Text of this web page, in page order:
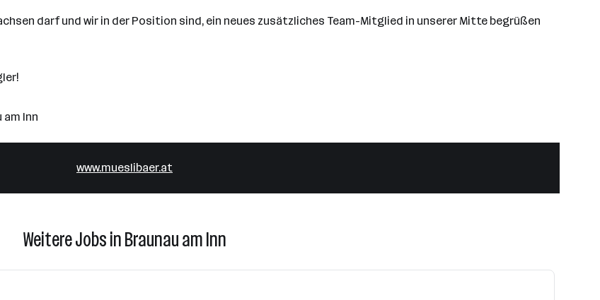
darf und wir in der Position sind, ein neues zusätzliches Team-Mitglied in unserer Mitte begrüßen
am Inn
www.mueslibaer.at
Weitere Jobs in Braunau am Inn